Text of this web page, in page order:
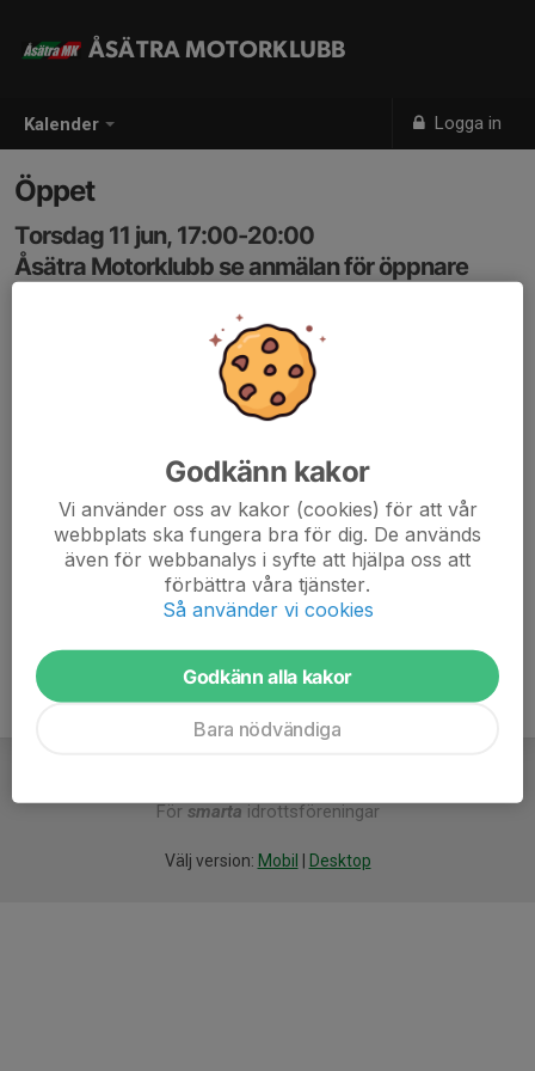
Kalender Logga in
ÅSÄTRA MOTORKLUBB
Öppet
Torsdag 11 jun, 17:00-20:00
Åsätra Motorklubb se anmälan för öppnare
Samling: 17:00, Lungnets motorstadio
Anmälan till aktivitet görs endast av medlem som
Öppnare / Kiosk personal. Instruktioner och anmälan
www.svenskalag.se/asatramk/sida/103009/instruktion
-oppning
För smarta idrottsföreningar
Välj version: Mobil Desktop
Godkänn kakor
Vi använder oss av kakor (cookies) för att vår
webbplats ska fungera bra för dig. De används
även för webbanalys i syfte att hjälpa oss att
förbättra våra tjänster.
Så använder vi cookies
Godkänn alla kakor
Bara nödvändiga